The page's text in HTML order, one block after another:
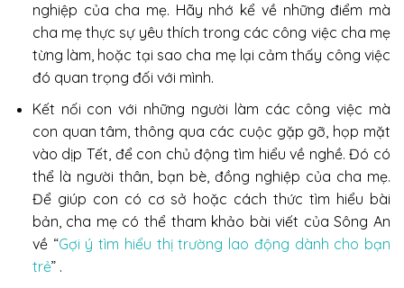
nghiệp của cha mẹ. Hãy nhớ kể về những điểm mà
cha mẹ thực sự yêu thích trong các công việc cha mẹ
từng làm, hoặc tại sao cha mẹ lại cảm thấy công việc
đó quan trọng đối với mình.
Kết nối con với những người làm các công việc mà
con quan tâm, thông qua các cuộc gặp gỡ, họp mặt
vào dịp Tết, để con chủ động tìm hiểu về nghề. Đó có
thể là người thân, bạn bè, đồng nghiệp của cha mẹ.
Để giúp con có cơ sở hoặc cách thức tìm hiểu bài
bản, cha mẹ có thể tham khảo bài viết của Sông An
về “Gợi ý tìm hiểu thị trường lao động dành cho bạn
trẻ” .